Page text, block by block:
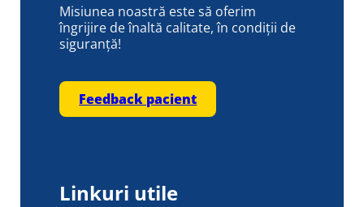
Misiunea noastră este să oferim
îngrijire de înaltă calitate, în condiții de
siguranță!
Feedback pacient
Linkuri utile